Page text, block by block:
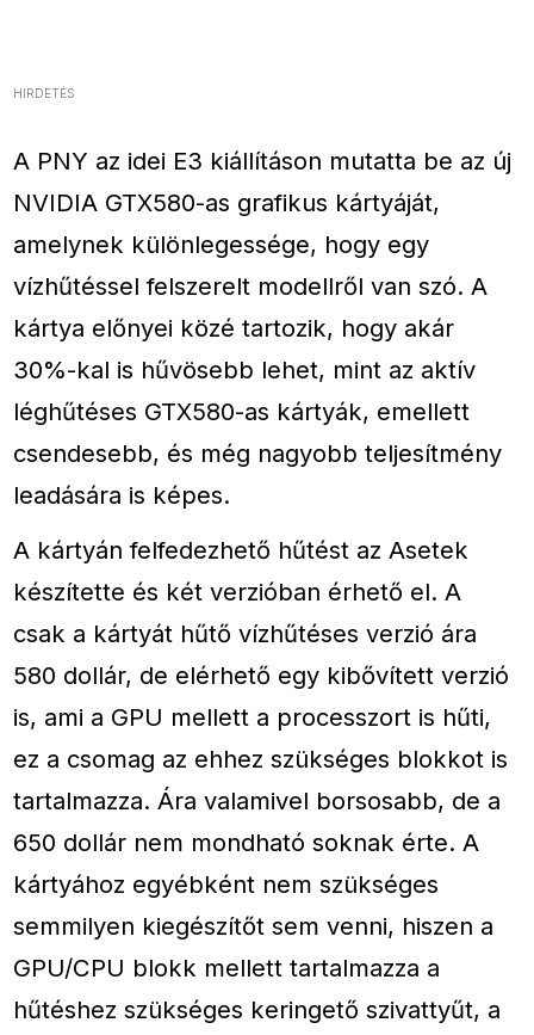
HIRDETÉS
A PNY az idei E3 kiállításon mutatta be az új
NVIDIA GTX580-as grafikus kártyáját,
amelynek különlegessége, hogy egy
vízhűtéssel felszerelt modellről van szó. A
kártya előnyei közé tartozik, hogy akár
30%-kal is hűvösebb lehet, mint az aktív
léghűtéses GTX580-as kártyák, emellett
csendesebb, és még nagyobb teljesítmény
leadására is képes.
A kártyán felfedezhető hűtést az Asetek
készítette és két verzióban érhető el. A
csak a kártyát hűtő vízhűtéses verzió ára
580 dollár, de elérhető egy kibővített verzió
is, ami a GPU mellett a processzort is hűti,
ez a csomag az ehhez szükséges blokkot is
tartalmazza. Ára valamivel borsosabb, de a
650 dollár nem mondható soknak érte. A
kártyához egyébként nem szükséges
semmilyen kiegészítőt sem venni, hiszen a
GPU/CPU blokk mellett tartalmazza a
hűtéshez szükséges keringető szivattyűt, a